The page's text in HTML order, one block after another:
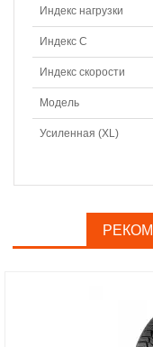
Индекс нагрузки
Индекс С
Индекс скорости
Модель
Усиленная (XL)